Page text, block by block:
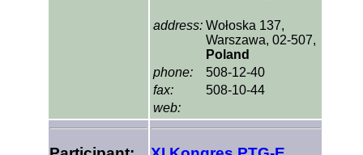
address: Wołoska 137,
Warszawa, 02-507,
Poland
phone:
508-12-40
fax:
508-10-44
web: